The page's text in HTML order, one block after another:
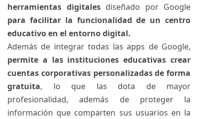
herramientas digitales diseñado por Google
para facilitar la funcionalidad de un centro
educativo en el entorno digital.
Además de integrar todas las apps de Google,
permite a las instituciones educativas crear
cuentas corporativas personalizadas de forma
gratuita, lo que las dota de mayor
profesionalidad, además de proteger la
información que comparten sus usuarios en la